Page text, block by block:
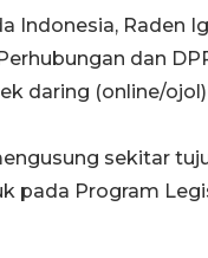
Indonesia, Raden
dan
daring (online/
sekitar
pada Program